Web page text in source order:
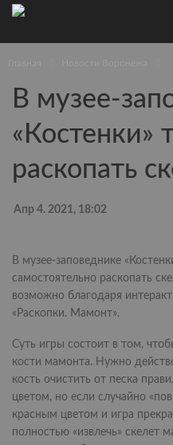
В музее-
«Костенки»
раскопать
Апр 4. 2021, 18:02
В музее-заповеднике
самостоятельно раскопать
возможно благодаря
«Раскопки. Мамонт».
Суть игры состоит в том,
кости мамонта. Нужно
кость очистить от песка
цветом, но если случайно
красным цветом и игра
полностью «извлечь» скелет